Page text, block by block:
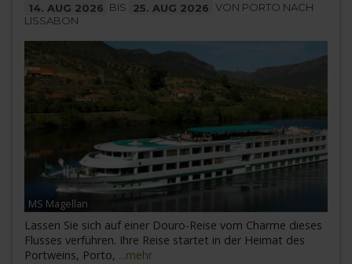
14. AUG 2026 BIS 25. AUG 2026 VON PORTO NACH
LISSABON
MS Magellan
Lassen Sie sich auf einer Douro-Reise vom Charme dieses
Flusses verführen. Ihre Reise startet in der Heimat des
Portweins, Porto, ...mehr